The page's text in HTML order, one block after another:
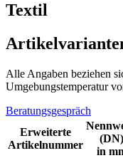
Textil
Alle Angaben beziehen
Umgebungstemperatur
Beratungsgespräch
Erweiterte
Artikelnummer
(DN)
in